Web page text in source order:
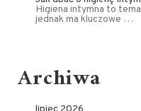
Higiena intymna to
jednak ma kluczowe …
Archiwa